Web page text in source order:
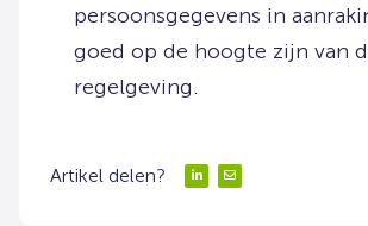
persoonsgegevens in
goed op de hoogte zijn van
regelgeving.
Artikel delen?
DelenDelen